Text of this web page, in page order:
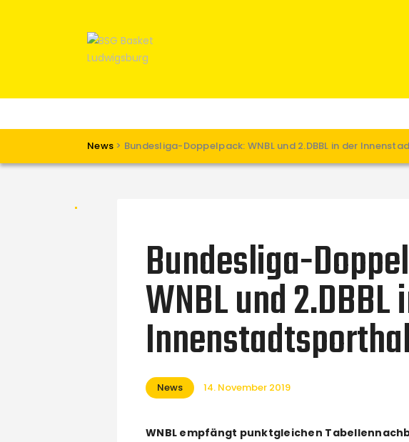
News > Bundesliga-Doppelpack: WNBL und 2.DBBL in der
Bundesliga-
WNBL und 2.DBBL
News 14. November 2019
WNBL empfängt punktgleichen